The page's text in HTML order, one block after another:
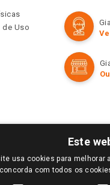
de Uso
E SELECIONE A LOJA DE
SÃO VÁLIDOS APENAS PARA
Este
usa cookies para
com todos os